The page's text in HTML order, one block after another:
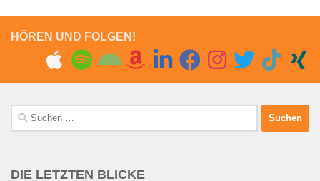
HÖREN UND FOLGEN!
Suchen
nach:
DIE LETZTEN BLICKE